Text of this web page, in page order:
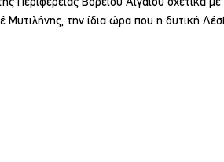
Μυτιλήνης, την ίδια ώρα που η δυτική